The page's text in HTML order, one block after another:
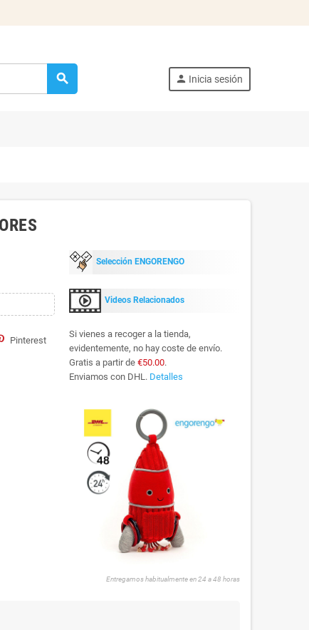
search person Inicia sesión
Pinterest
Selección ENGORENGO
Videos Relacionados
Si vienes a recoger a la tienda,
evidentemente, no hay coste de envío.
Gratis a partir de €50.00.
Enviamos con DHL. Detalles
Entregamos habitualmente en 24 a 48 horas